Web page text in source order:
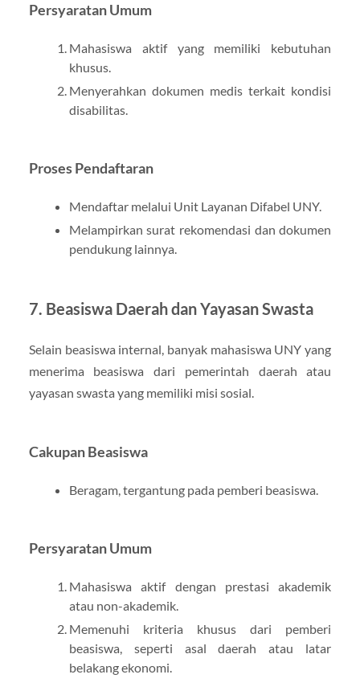
Persyaratan Umum
Mahasiswa aktif yang memiliki kebutuhan
khusus.
Menyerahkan dokumen medis terkait kondisi
disabilitas.
Proses Pendaftaran
Mendaftar melalui Unit Layanan Difabel UNY.
Melampirkan surat rekomendasi dan dokumen
pendukung lainnya.
7. Beasiswa Daerah dan Yayasan Swasta
Selain beasiswa internal, banyak mahasiswa UNY yang
menerima beasiswa dari pemerintah daerah atau
yayasan swasta yang memiliki misi sosial.
Cakupan Beasiswa
Beragam, tergantung pada pemberi beasiswa.
Persyaratan Umum
Mahasiswa aktif dengan prestasi akademik
atau non-akademik.
Memenuhi kriteria khusus dari pemberi
beasiswa, seperti asal daerah atau latar
belakang ekonomi.